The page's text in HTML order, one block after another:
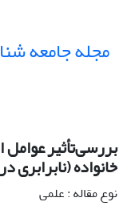
مجله جامعه
بررسی‌تأثیر
خانواده
نوع مقاله : علمی